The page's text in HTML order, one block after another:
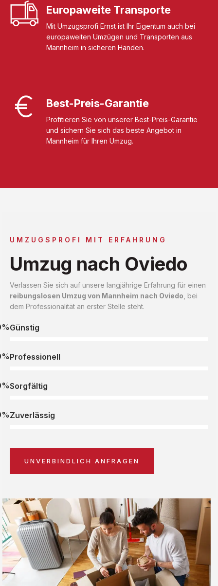
Europaweite Transporte
Mit Umzugsprofi Ernst ist Ihr Eigentum auch bei
europaweiten Umzügen und Transporten aus
Mannheim in sicheren Händen.
Best-Preis-Garantie
Profitieren Sie von unserer Best-Preis-Garantie
und sichern Sie sich das beste Angebot in
Mannheim für Ihren Umzug.
UMZUGSPROFI MIT ERFAHRUNG
Umzug nach Oviedo
Verlassen Sie sich auf unsere langjährige Erfahrung für einen
reibungslosen Umzug von Mannheim nach Oviedo , bei
dem Professionalität an erster Stelle steht.
Günstig
Professionell
Sorgfältig
Zuverlässig
UNVERBINDLICH ANFRAGEN